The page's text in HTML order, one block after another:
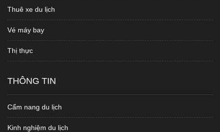
Thuê xe du lịch
Vé máy bay
Thị thực
THÔNG TIN
Cẩm nang du lịch
Kinh nghiệm du lịch